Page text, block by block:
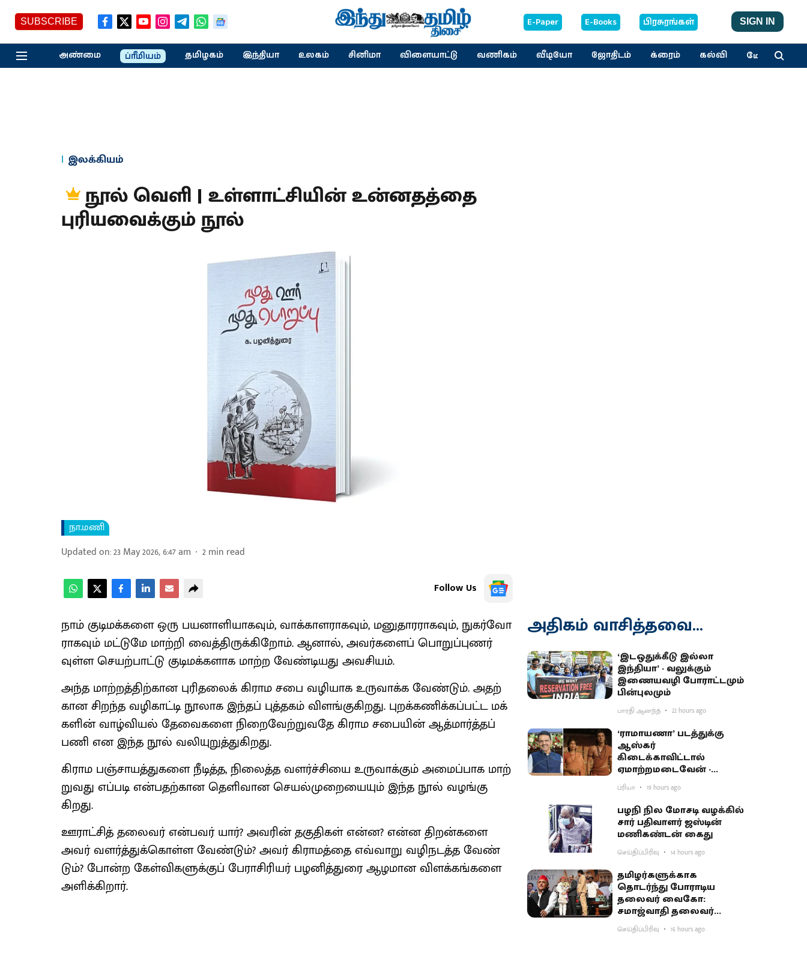
SUBSCRIBE E-Paper E-Books பிரசுரங்கள் SIGN IN
அண்மை ப்ரீமியம் தமிழகம் இந்தியா உலகம் சினிமா விளையாட்டு வணிகம் வீடியோ ஜோதிடம் க்ரைம் கல்வி மேலும்
இலக்கியம்
நூல் வெளி | உள்ளாட்சியின் உன்னதத்தை
புரியவைக்கும் நூல்
நா.மணி
Updated on:23 May 2026, 6:47 am 2min read
Follow Us
நாம் குடிமக்​களை ஒரு பயனாளி​யாக​வும், வாக்​காள​ராக​வும், மனு​தா​ர​ராக​வும், நுகர்​வோ​
ராக​வும் மட்​டுமே மாற்றி வைத்​திருக்​கிறோம். ஆனால், அவர்​களைப் பொறுப்​புணர்​
வுள்ள செயற்​பாட்டு குடிமக்​களாக மாற்ற வேண்​டியது அவசி​யம்.
அந்த மாற்​றத்​திற்​கான புரிதலைக் கிராம சபை வழி​யாக உரு​வாக்க வேண்​டும். அதற்​
கான சிறந்த வழி​காட்டி நூலாக இந்​தப் புத்​தகம் விளங்​கு​கிறது. புறக்​கணிக்​கப்​பட்ட மக்​
களின் வாழ்​வியல் தேவை​களை நிறைவேற்​று​வதே கிராம சபை​யின் ஆத்​மார்த்​தப்
பணி என இந்த நூல் வலி​யுறுத்​துகிறது.
கிராம பஞ்​சா​யத்​துகளை நீடித்த, நிலைத்த வளர்ச்​சியை உரு​வாக்​கும் அமைப்​பாக மாற்​
று​வது எப்​படி என்​ப​தற்​கான தெளி​வான செயல்​முறையை​யும் இந்த நூல் வழங்​கு​
கிறது.
ஊராட்​சித் தலை​வர் என்​பவர் யார்? அவரின் தகு​தி​கள் என்ன? என்ன திறன்​களை
அவர் வளர்த்​துக்​கொள்ள வேண்​டும்? அவர் கிராமத்தை எவ்​வாறு வழிநடத்த வேண்​
டும்? போன்ற கேள்வி​களுக்​குப் பேராசிரியர் பழனித்துரை ஆழமான விளக்​கங்​களை
அளிக்​கிறார்.
அதிகம் வாசித்தவை...
‘இடஒதுக்கீடு இல்லா
இந்தியா’ - வலுக்கும்
இணையவழி போராட்டமும்
பின்புலமும்
பாரதி ஆனந்த் 22 hours ago
‘ராமாயணா’ படத்துக்கு
ஆஸ்கர்
கிடைக்காவிட்டால்
ஏமாற்றமடைவேன் -
மகாராஷ்டிர முதல்வர்
பகிர்வு
ப்ரியா 19 hours ago
பழநி நில மோசடி வழக்கில்
சார் பதிவாளர் ஜஸ்டின்
மணிகண்டன் கைது
செய்திப்பிரிவு 14 hours ago
தமிழர்களுக்காக
தொடர்ந்து போராடிய
தலைவர் வைகோ:
சமாஜ்வாதி தலைவர்
அகிலேஷ் புகழாரம்
செய்திப்பிரிவு 16 hours ago